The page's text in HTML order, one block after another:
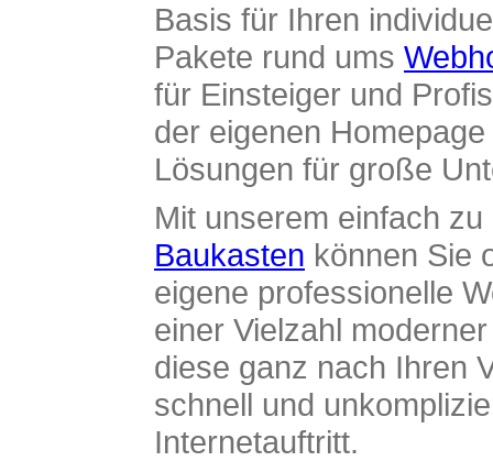
Basis für Ihren
Pakete rund ums
für Einsteiger und
der eigenen
Lösungen für große
Mit unserem einfach
Baukasten können Sie
eigene professionelle
einer Vielzahl
diese ganz nach Ihren
schnell und
Internetauftritt.